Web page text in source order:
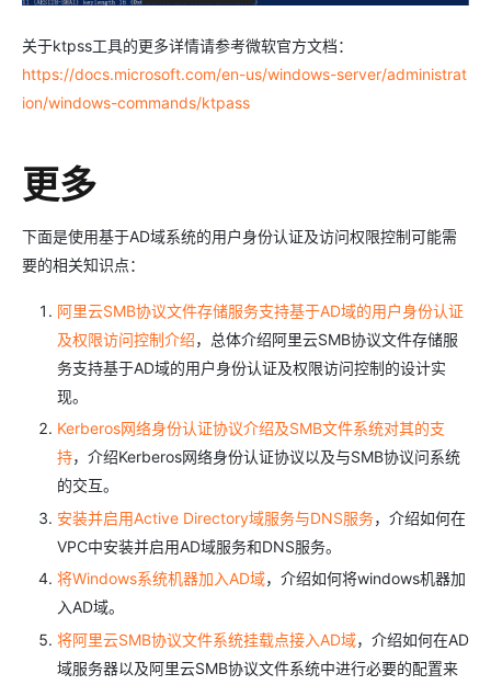
关于ktpss工具的更多详情请参考微软官方文档：
https://docs.microsoft.com/en-us/windows-server/administrat
ion/windows-commands/ktpass
更多
下面是使用基于AD域系统的用户身份认证及访问权限控制可能需
要的相关知识点：
阿里云SMB协议文件存储服务支持基于AD域的用户身份认证
及权限访问控制介绍，总体介绍阿里云SMB协议文件存储服
务支持基于AD域的用户身份认证及权限访问控制的设计实
现。
Kerberos网络身份认证协议介绍及SMB文件系统对其的支
持，介绍Kerberos网络身份认证协议以及与SMB协议问系统
的交互。
安装并启用Active Directory域服务与DNS服务，介绍如何在
VPC中安装并启用AD域服务和DNS服务。
将Windows系统机器加入AD域，介绍如何将windows机器加
入AD域。
将阿里云SMB协议文件系统挂载点接入AD域，介绍如何在AD
域服务器以及阿里云SMB协议文件系统中进行必要的配置来